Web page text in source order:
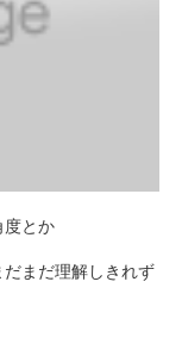
度とか
まだ理解しきれず